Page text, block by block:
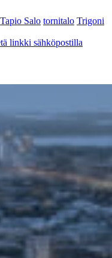
Tapio Salo tornitalo Trigoni
linkki sähköpostilla